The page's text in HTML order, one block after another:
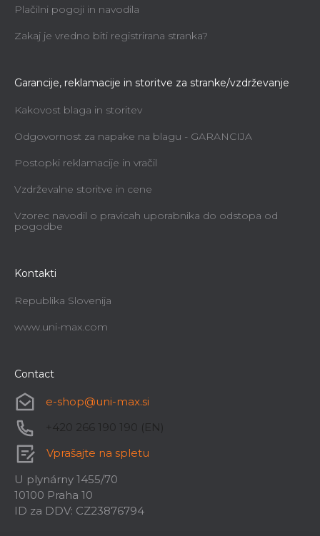
Plačilni pogoji in navodila
Zakaj je vredno biti registrirana stranka?
Garancije, reklamacije in storitve za stranke/vzdrževanje
Kakovost blaga in storitev
Odgovornost za napake na blagu - GARANCIJA
Postopki reklamacije in vračil
Vzdrževalne storitve in cene
Vzorec navodil o pravicah uporabnika do odstopa od
pogodbe
Kontakti
Republika Slovenija
www.uni-max.com
Contact
e-shop@uni-max.si
+420 266 190 190 (EN)
Vprašajte na spletu
U plynárny 1455/70
10100 Praha 10
ID za DDV: CZ23876794